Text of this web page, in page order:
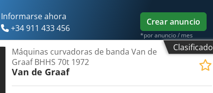
Informarse ahora
+34 911 433 456
Crear anuncio
*por anuncio / mes
Clasificado
Máquinas curvadoras de banda Van de
Graaf BHHS 70t 1972
Van de Graaf